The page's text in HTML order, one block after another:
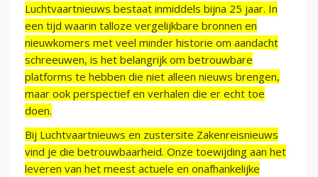
Luchtvaartnieuws bestaat inmiddels bijna 25 jaar. In
een tijd waarin talloze vergelijkbare bronnen en
nieuwkomers met veel minder historie om aandacht
schreeuwen, is het belangrijk om betrouwbare
platforms te hebben die niet alleen nieuws brengen,
maar ook perspectief en verhalen die er echt toe
doen.
Bij Luchtvaartnieuws en zustersite Zakenreisnieuws
vind je die betrouwbaarheid. Onze toewijding aan het
leveren van het meest actuele en onafhankelijke